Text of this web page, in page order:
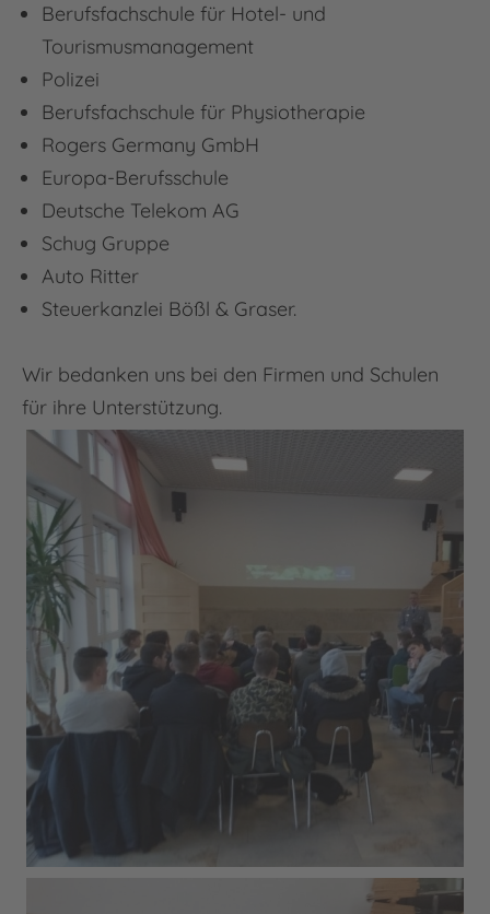
Berufsfachschule für Hotel- und
Tourismusmanagement
Polizei
Berufsfachschule für Physiotherapie
Rogers Germany GmbH
Europa-Berufsschule
Deutsche Telekom AG
Schug Gruppe
Auto Ritter
Steuerkanzlei Bößl & Graser.
Wir bedanken uns bei den Firmen und Schulen
für ihre Unterstützung.